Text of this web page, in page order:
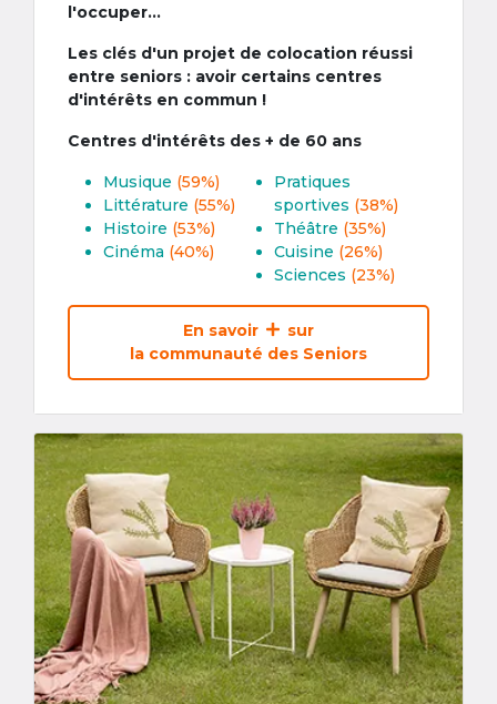
l'occuper...
Les clés d'un projet de colocation réussi
entre seniors : avoir certains centres
d'intérêts en commun !
Centres d'intérêts des + de 60 ans
Musique (59%)
Littérature (55%)
Histoire (53%)
Cinéma (40%)
Pratiques
sportives (38%)
Théâtre (35%)
Cuisine (26%)
Sciences (23%)
En savoir
sur
la communauté des Seniors